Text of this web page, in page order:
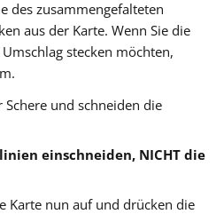
des zusammengefalteten
aus der Karte. Wenn Sie die
stecken möchten,
Schere und schneiden die
einschneiden, NICHT die
Karte nun auf und drücken die